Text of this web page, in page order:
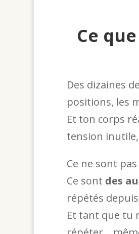
Ce
Des dizaines
positions, les
Et ton corps
tension
Ce ne sont
Ce sont des
répétés
Et tant que tu